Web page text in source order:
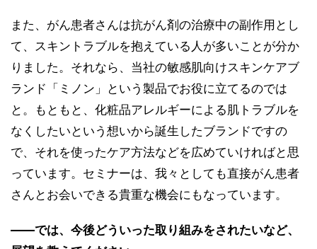
また、がん患者さんは抗がん剤の治療中の副作用とし
て、スキントラブルを抱えている人が多いことが分か
りました。それなら、当社の敏感肌向けスキンケアブ
ランド「ミノン」という製品でお役に立てるのでは
と。もともと、化粧品アレルギーによる肌トラブルを
なくしたいという想いから誕生したブランドですの
で、それを使ったケア方法などを広めていければと思
っています。セミナーは、我々としても直接がん患者
さんとお会いできる貴重な機会にもなっています。
――では、今後どういった取り組みをされたいなど、